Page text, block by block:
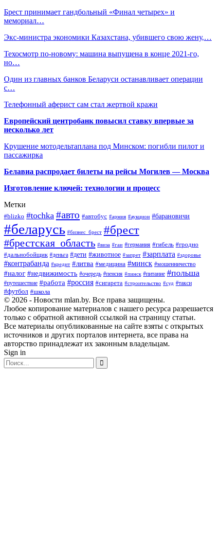
Брест принимает гандбольный «Финал четырех» и
мемориал…
Экс-министра экономики Казахстана, убившего свою жену,…
Техосмотр по-новому: машина выпущена в конце 2021-го,
но…
Один из главных банков Беларуси останавливает операции
с…
Телефонный аферист сам стал жертвой кражи
Европейский центробанк повысил ставку впервые за
несколько лет
Крушение мотодельтаплана под Минском: погибли пилот и
пассажирка
Белавиа распродает билеты на рейсы Могилев — Москва
Изготовление ключей: технологии и процесс
Метки
#blizko #tochka #авто #автобус #армия #аукцион #барановичи
#беларусь #бизнес_брест #брест
#брестская_область #виза #гаи #германия #гибель #гродно
#дальнобойщик #деньга #дети #животное #запрет #зарплата #здоровье
#контрабанда #кредит #литва #медицина #минск #мошенничество
#налог #недвижимость #очередь #пенсия #пинск #питание #польша
#путешествие #работа #россия #сигарета #строительство #суд #такси
#футбол #школа
© 2026 - Новости mlan.by. Все права защищены.
Любое копирование материалов с нашего ресурса разрешается
только с обратной активной ссылкой на страницу статьи.
Все материалы опубликованные на сайте взяты с открытых
источников и других порталов интернета, все права на
авторство принадлежат их законным владельцам.
Sign in